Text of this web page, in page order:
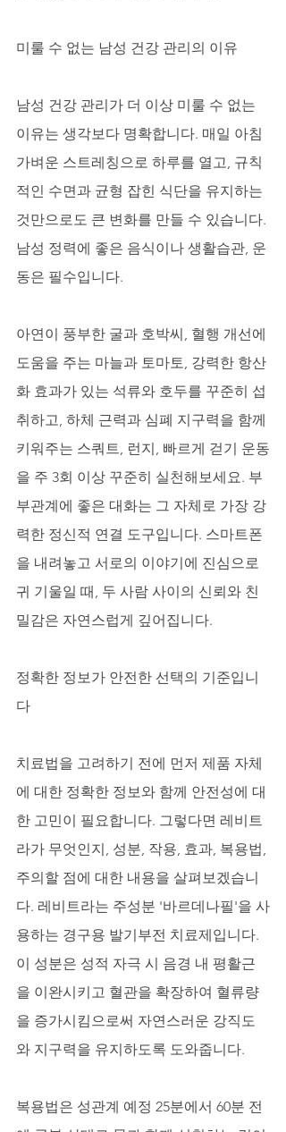
미룰 수 없는 남성 건강 관리의 이유
남성 건강 관리가 더 이상 미룰 수 없는
이유는 생각보다 명확합니다. 매일 아침
가벼운 스트레칭으로 하루를 열고, 규칙
적인 수면과 균형 잡힌 식단을 유지하는
것만으로도 큰 변화를 만들 수 있습니다.
남성 정력에 좋은 음식이나 생활습관, 운
동은 필수입니다.
아연이 풍부한 굴과 호박씨, 혈행 개선에
도움을 주는 마늘과 토마토, 강력한 항산
화 효과가 있는 석류와 호두를 꾸준히 섭
취하고, 하체 근력과 심폐 지구력을 함께
키워주는 스쿼트, 런지, 빠르게 걷기 운동
을 주 3회 이상 꾸준히 실천해보세요. 부
부관계에 좋은 대화는 그 자체로 가장 강
력한 정신적 연결 도구입니다. 스마트폰
을 내려놓고 서로의 이야기에 진심으로
귀 기울일 때, 두 사람 사이의 신뢰와 친
밀감은 자연스럽게 깊어집니다.
정확한 정보가 안전한 선택의 기준입니
다
치료법을 고려하기 전에 먼저 제품 자체
에 대한 정확한 정보와 함께 안전성에 대
한 고민이 필요합니다. 그렇다면 레비트
라가 무엇인지, 성분, 작용, 효과, 복용법,
주의할 점에 대한 내용을 살펴보겠습니
다. 레비트라는 주성분 '바르데나필'을 사
용하는 경구용 발기부전 치료제입니다.
이 성분은 성적 자극 시 음경 내 평활근
을 이완시키고 혈관을 확장하여 혈류량
을 증가시킴으로써 자연스러운 강직도
와 지구력을 유지하도록 도와줍니다.
복용법은 성관계 예정 25분에서 60분 전